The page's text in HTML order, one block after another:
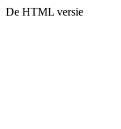
De HTML versie